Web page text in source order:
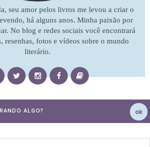
seu amor pelos livros me levou a criar o
há alguns anos. Minha paixão por
No blog e redes sociais você encontrará
resenhas, fotos e vídeos sobre o mundo
literário.